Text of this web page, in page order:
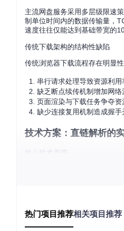
主流网盘服务采用多层级限速
制单位时间内的数据传输量，
速度往往仅能达到基础带宽的
传统下载架构的结构性缺陷
传统浏览器下载流程存在明显性
串行请求处理导致资源利用
缺乏断点续传机制增加网络
页面渲染与下载任务争夺资
缺少连接复用机制造成握手
技术方案：直链解析的
核心技术原理
直链解析技术通过构建旁路处
资源定位阶段：通过逆向工
多线程调度：基于生产者-消
技术选型对比
热门项目推荐相关项目推荐